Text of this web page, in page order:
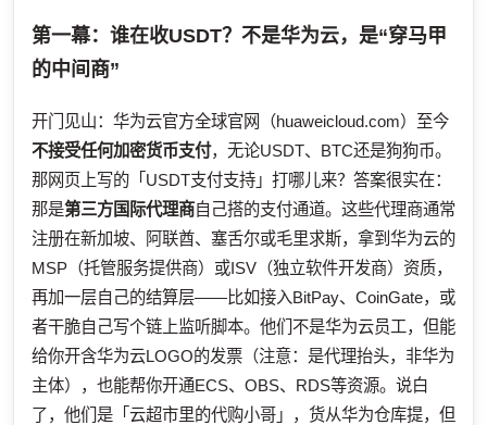
第一幕：谁在收USDT？不是华为云，是“穿马甲
的中间商”
开门见山：华为云官方全球官网（huaweicloud.com）至今
不接受任何加密货币支付，无论USDT、BTC还是狗狗币。
那网页上写的「USDT支付支持」打哪儿来？答案很实在：
那是第三方国际代理商自己搭的支付通道。这些代理商通常
注册在新加坡、阿联酋、塞舌尔或毛里求斯，拿到华为云的
MSP（托管服务提供商）或ISV（独立软件开发商）资质，
再加一层自己的结算层——比如接入BitPay、CoinGate，或
者干脆自己写个链上监听脚本。他们不是华为云员工，但能
给你开含华为云LOGO的发票（注意：是代理抬头，非华为
主体），也能帮你开通ECS、OBS、RDS等资源。说白
了，他们是「云超市里的代购小哥」，货从华为仓库提，但